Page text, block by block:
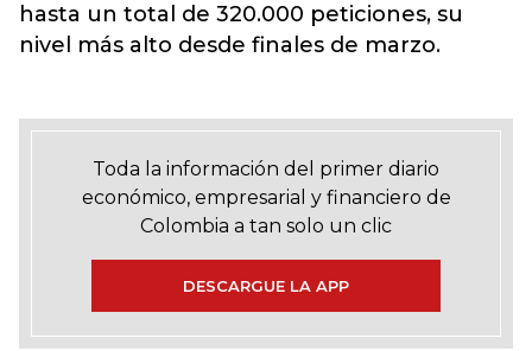
hasta un total de 320.000 peticiones, su
nivel más alto desde finales de marzo.
Toda la información del primer diario
económico, empresarial y financiero de
Colombia a tan solo un clic
DESCARGUE LA APP